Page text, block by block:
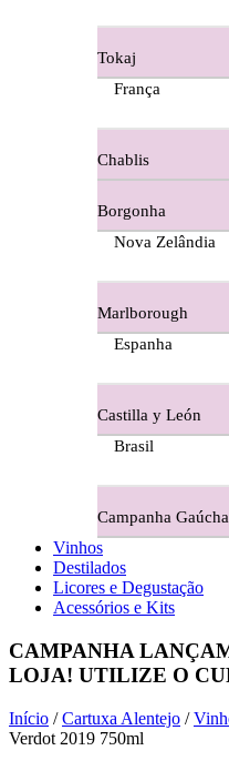
Evidencia Dão
Ferraz Wine -
Figueira Coriga
Guerreiro
Herdade da
Herdade Do
Herdade do
Herdade do
Herdade dos
Tokaj
França
Chablis
Borgonha
Nova Zelândia
Marlborough
Espanha
Castilla y León
Brasil
Campanha Gaúcha
Vinhos
Destilados
Licores e Degustação
Acessórios e Kits
CAMPANHA
LOJA! UTILIZE O
Início /Cartuxa Alentejo /
Verdot 2019 750ml